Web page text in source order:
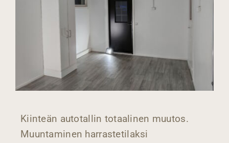
Kiinteän autotallin totaalinen muutos.
Muuntaminen harrastetilaksi